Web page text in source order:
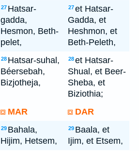
27 Hatsar-
gadda,
Hesmon, Beth-
pelet,
27et Hatsar-
Gadda, et
Heshmon, et
Beth-Peleth,
28 Hatsar-suhal,
Béersebah,
Bizjotheja,
28et Hatsar-
Shual, et Beer-
Sheba, et
Biziothia;
MAR DAR
29 Bahala,
Hijim, Hetsem,
29 Baala, et
Ijim, et Etsem,